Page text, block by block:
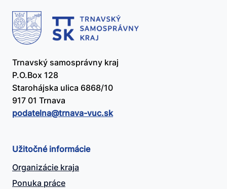
Trnavský samosprávny kraj
P.O.Box 128
Starohájska ulica 6868/10
917 01 Trnava
podatelna@​trnava-vuc.sk
Užitočné informácie
Organizácie kraja
Ponuka práce